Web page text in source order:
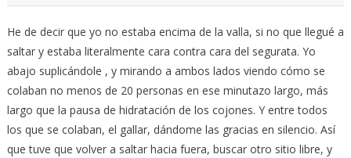
He de decir que yo no estaba encima de la valla, si no que llegué a
saltar y estaba literalmente cara contra cara del segurata. Yo
abajo suplicándole , y mirando a ambos lados viendo cómo se
colaban no menos de 20 personas en ese minutazo largo, más
largo que la pausa de hidratación de los cojones. Y entre todos
los que se colaban, el gallar, dándome las gracias en silencio. Así
que tuve que volver a saltar hacia fuera, buscar otro sitio libre, y